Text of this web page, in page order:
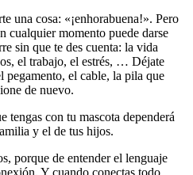
una cosa: «¡enhorabuena!». Pero
cualquier momento puede darse
sin que te des cuenta: la vida
el trabajo, el estrés, … Déjate
pegamento, el cable, la pila que
de nuevo.
tengas con tu mascota dependerá
y el de tus hijos.
porque de entender el lenguaje